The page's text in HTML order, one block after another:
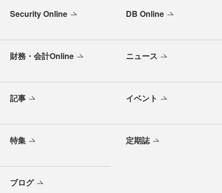
Security Online DB Online
財務・会計Online ニュース
記事 イベント
特集 定期誌
ブログ